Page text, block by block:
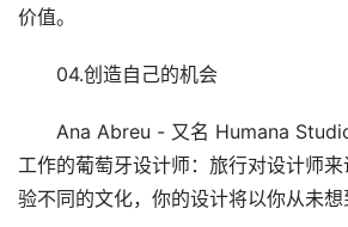
价值。
04.创造自己的机会
Ana Abreu - 又名 Humana
工作的葡萄牙设计师：旅行对设计师
验不同的文化，你的设计将以你从未想